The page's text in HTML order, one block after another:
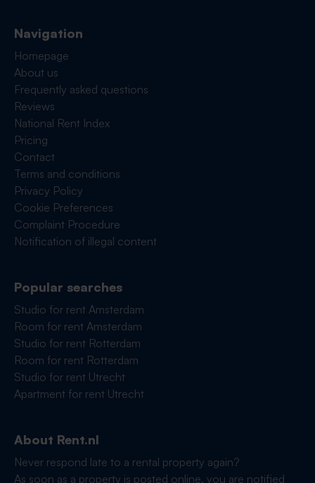
Navigation
Homepage
About us
Frequently asked questions
Reviews
National Rent Index
Pricing
Contact
Terms and conditions
Privacy Policy
Cookie Preferences
Complaint Procedure
Notification of illegal content
Popular searches
Studio for rent Amsterdam
Room for rent Amsterdam
Studio for rent Rotterdam
Room for rent Rotterdam
Studio for rent Utrecht
Apartment for rent Utrecht
About Rent.nl
Never respond late to a rental property again?
As soon as a property is posted online, you are notified